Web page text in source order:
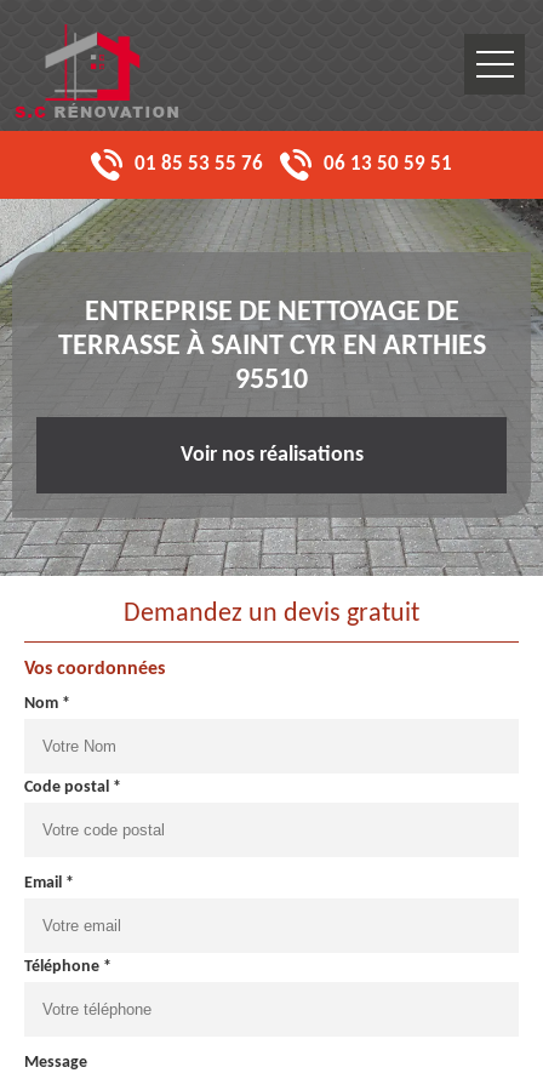
01 85 53 55 76 06 13 50 59 51
ENTREPRISE DE NETTOYAGE DE
TERRASSE À SAINT CYR EN ARTHIES
95510
Voir nos réalisations
Demandez un devis gratuit
Vos coordonnées
Nom *
Code postal *
Email *
Téléphone *
Message